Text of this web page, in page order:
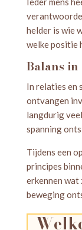
helder is wie
welke positie
Balans
In relaties en
ontvangen
langdurig
spanning
Tijdens een
principes
erkennen wat
beweging